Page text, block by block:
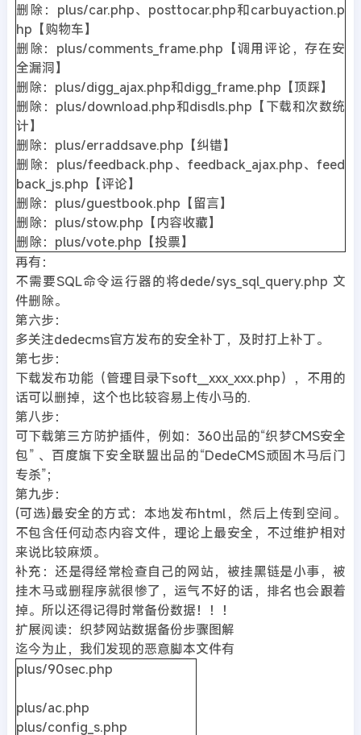
删除：plus/car.php、posttocar.php和carbuyaction.p
hp【购物车】
删除：plus/comments_frame.php【调用评论，存在安
全漏洞】
删除：plus/digg_ajax.php和digg_frame.php【顶踩】
删除：plus/download.php和disdls.php【下载和次数统
计】
删除：plus/erraddsave.php【纠错】
删除：plus/feedback.php、feedback_ajax.php、feed
back_js.php【评论】
删除：plus/guestbook.php【留言】
删除：plus/stow.php【内容收藏】
删除：plus/vote.php【投票】
再有：
不需要SQL命令运行器的将dede/sys_sql_query.php 文
件删除。
第六步：
多关注dedecms官方发布的安全补丁，及时打上补丁。
第七步：
下载发布功能（管理目录下soft__xxx_xxx.php），不用的
话可以删掉，这个也比较容易上传小马的.
第八步：
可下载第三方防护插件，例如：360出品的“织梦CMS安全
包” 、百度旗下安全联盟出品的“DedeCMS顽固木马后门
专杀”；
第九步：
(可选)最安全的方式：本地发布html，然后上传到空间。
不包含任何动态内容文件，理论上最安全，不过维护相对
来说比较麻烦。
补充：还是得经常检查自己的网站，被挂黑链是小事，被
挂木马或删程序就很惨了，运气不好的话，排名也会跟着
掉。所以还得记得时常备份数据！！！
扩展阅读：织梦网站数据备份步骤图解
迄今为止，我们发现的恶意脚本文件有
plus/90sec.php
plus/ac.php
plus/config_s.php